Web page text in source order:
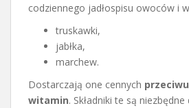
codziennego jadłospisu owoców i
truskawki,
jabłka,
marchew.
Dostarczają one cennych
witamin. Składniki te są niezbędne